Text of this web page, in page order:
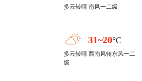
多云转晴 南风一二级
31~20°C
多云转晴 西南风转东风一二
级